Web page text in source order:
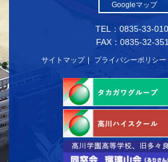
Googleマップ
TEL：0835-33-
FAX：0835-32-
サイトマップ プライバシーポリシー